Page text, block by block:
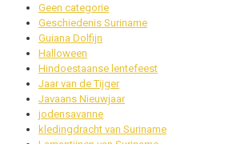
Geen categorie
Geschiedenis Suriname
Guiana Dolfijn
Halloween
Hindoestaanse lentefeest
Jaar van de Tijger
Javaans Nieuwjaar
jodensavanne
kledingdracht van Suriname